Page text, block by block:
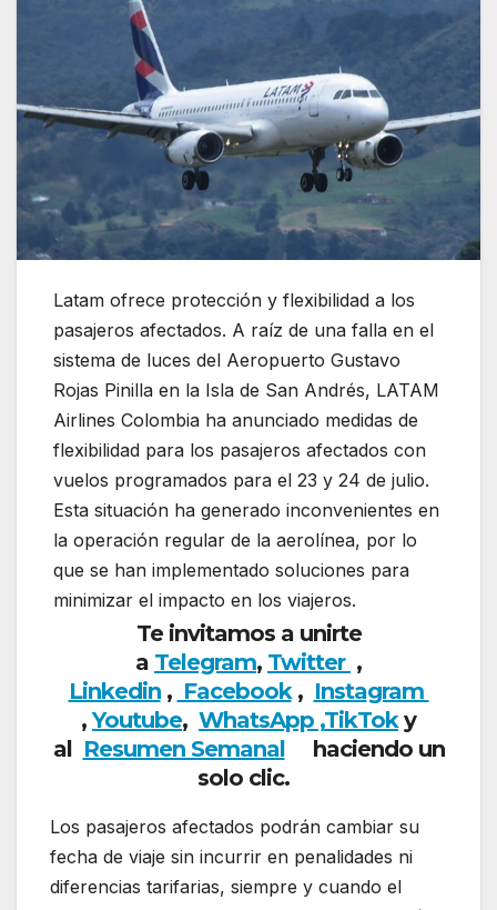
Latam ofrece protección y flexibilidad a los
pasajeros afectados. A raíz de una falla en el
sistema de luces del Aeropuerto Gustavo
Rojas Pinilla en la Isla de San Andrés, LATAM
Airlines Colombia ha anunciado medidas de
flexibilidad para los pasajeros afectados con
vuelos programados para el 23 y 24 de julio.
Esta situación ha generado inconvenientes en
la operación regular de la aerolínea, por lo
que se han implementado soluciones para
minimizar el impacto en los viajeros.
Te invitamos a unirte
a Telegram, Twitter ,
Linkedin, Facebook, Instagram
,Youtube, WhatsApp ,TikToky
al Resumen Semanalhaciendo un
solo clic.
Los pasajeros afectados podrán cambiar su
fecha de viaje sin incurrir en penalidades ni
diferencias tarifarias, siempre y cuando el